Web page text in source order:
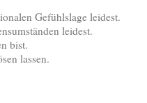
Gefühlslage leidest.
leidest.
bist.
lassen.